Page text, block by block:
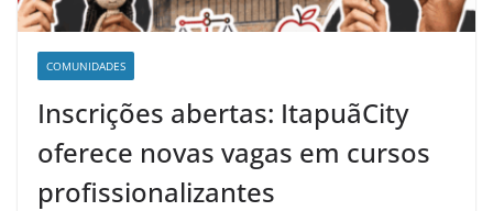
COMUNIDADES
Inscrições abertas: ItapuãCity
oferece novas vagas em cursos
profissionalizantes